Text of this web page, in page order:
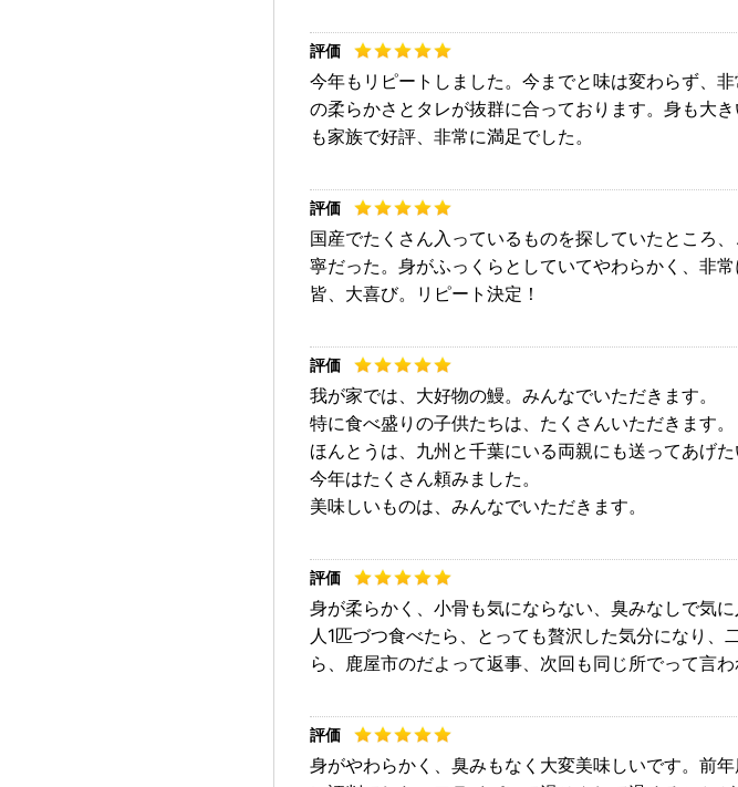
今年もリピートしました。今までと味は変わらず、
の柔らかさとタレが抜群に合っております。身も大
も家族で好評、非常に満足でした。
国産でたくさん入っているものを探していたところ
寧だった。身がふっくらとしていてやわらかく、非
皆、大喜び。リピート決定！
我が家では、大好物の鰻。みんなでいただきます。
特に食べ盛りの子供たちは、たくさんいただきます。
ほんとうは、九州と千葉にいる両親にも送ってあげた
今年はたくさん頼みました。
美味しいものは、みんなでいただきます。
身が柔らかく、小骨も気にならない、臭みなしで気
人1匹づつ食べたら、とっても贅沢した気分になり
ら、鹿屋市のだよって返事、次回も同じ所でって言
身がやわらかく、臭みもなく大変美味しいです。前